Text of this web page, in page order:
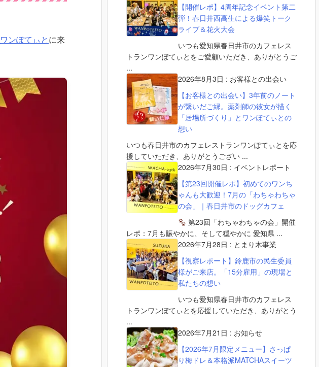
ワンぽてぃとに来
【開催レポ】4周年記念イベント第二
弾！春日井西高生による爆笑トーク
ライブ＆花火大会
いつも愛知県春日井市のカフェレス
トランワンぽてぃとをご愛顧いただき、ありがとうご
...
2026年8月3日 : お客様との出会い
【お客様との出会い】3年前のノート
が繋いだご縁。薬剤師の彼女が描く
「居場所づくり」とワンぽてぃとの
想い
いつも春日井市のカフェレストランワンぽてぃとを応
援していただき、ありがとうござい ...
2026年7月30日 : イベントレポート
【第23回開催レポ】初めてのワンち
ゃんも大歓迎！7月の「わちゃわちゃ
の会」｜春日井市のドッグカフェ
第23回「わちゃわちゃの会」開催
レポ：7月も賑やかに、そして穏やかに 愛知県 ...
2026年7月28日 : とまり木事業
【視察レポート】鈴鹿市の民生委員
様がご来店。「15分雇用」の現場と
私たちの想い
いつも愛知県春日井市のカフェレス
トランワンぽてぃとを応援していただき、ありがとう
...
2026年7月21日 : お知らせ
【2026年7月限定メニュー】さっぱ
り梅ドレ＆本格派MATCHAスイーツ